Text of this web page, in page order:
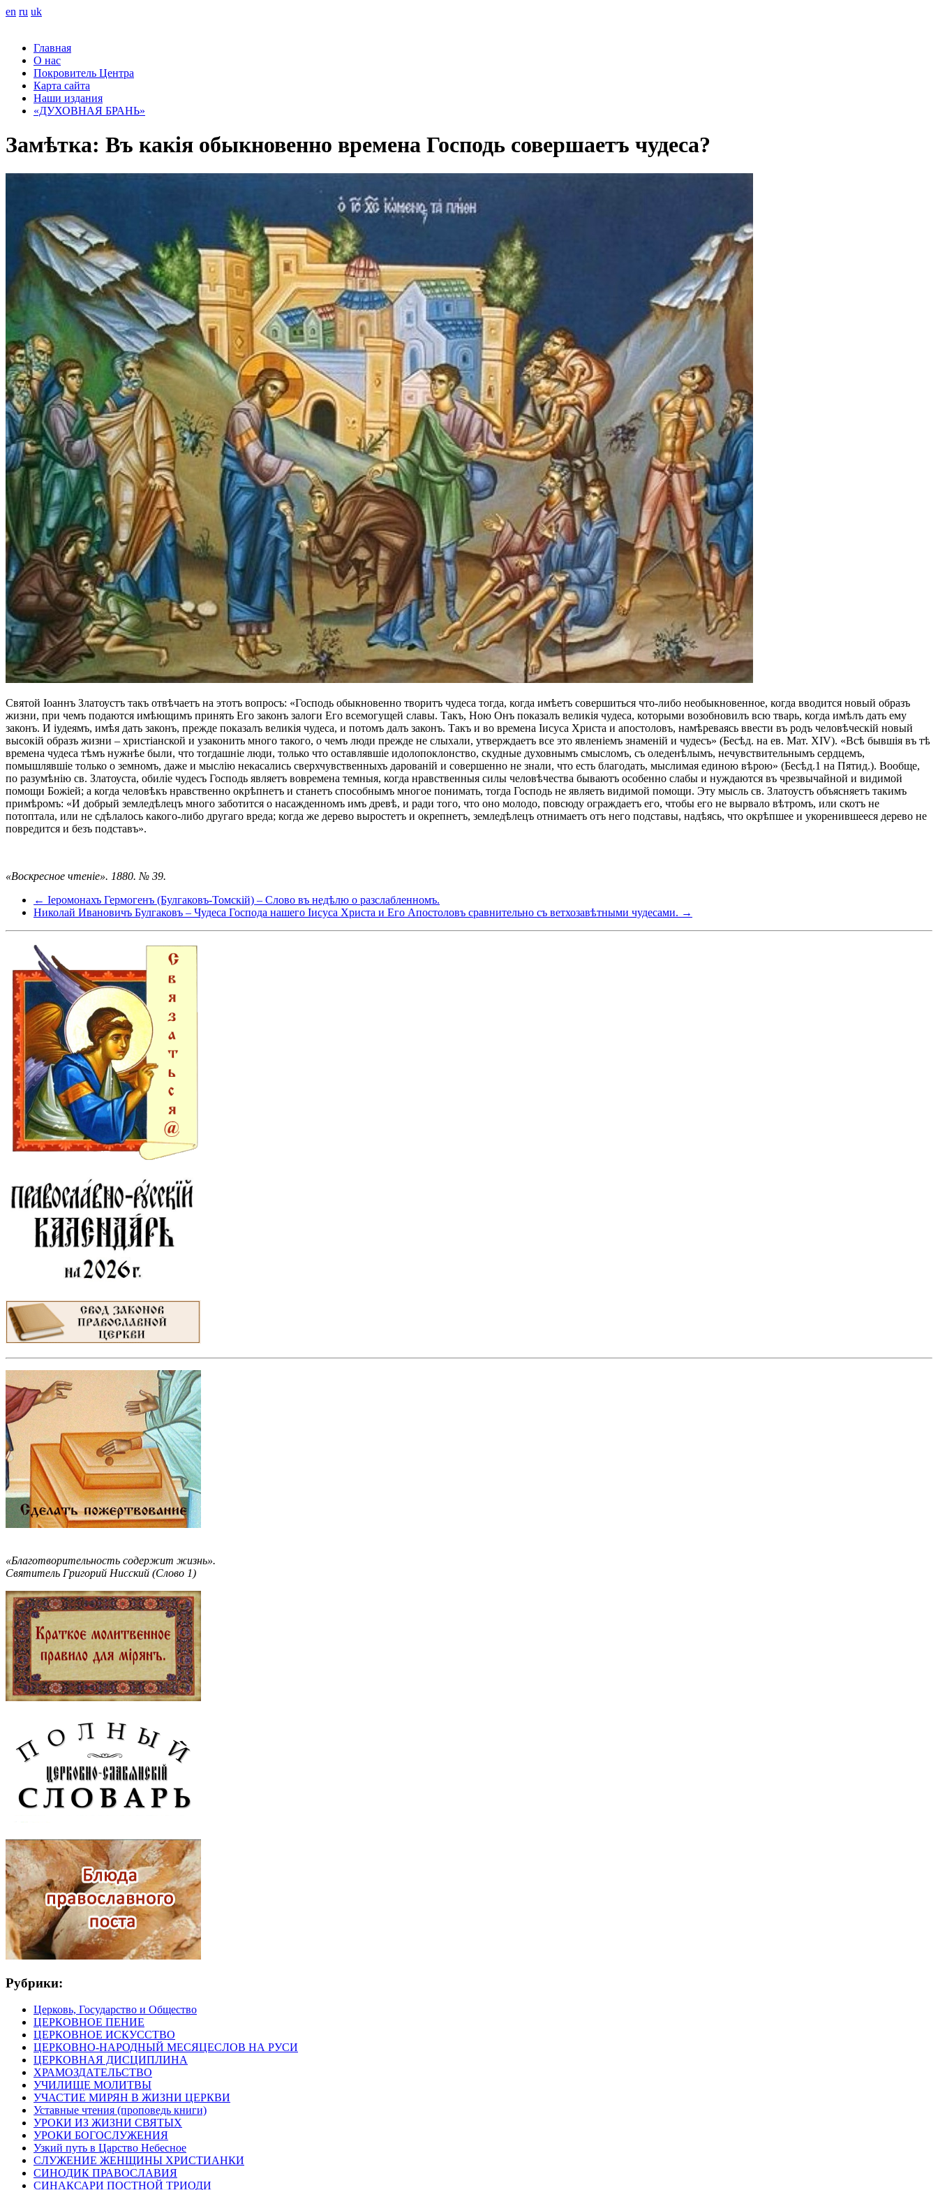
en ru uk
Главная
О нас
Покровитель Центра
Карта сайта
Наши издания
«ДУХОВНАЯ БРАНЬ»
Замѣтка: Въ какія обыкновенно времена Господь совершаетъ чудеса?
Святой Іоаннъ Златоустъ такъ отвѣчаетъ на этотъ вопросъ: «Господь обыкновенно творитъ чудеса тогда, когда имѣетъ совершиться что-либо необыкновенное, когда вводится новый образъ
жизни, при чемъ подаются имѣющимъ принять Его законъ залоги Его всемогущей славы. Такъ, Ною Онъ показалъ великія чудеса, которыми возобновилъ всю тварь, когда имѣлъ дать ему
законъ. И іудеямъ, имѣя дать законъ, прежде показалъ великія чудеса, и потомъ далъ законъ. Такъ и во времена Іисуса Христа и апостоловъ, намѣреваясь ввести въ родъ человѣческій новый
высокій образъ жизни – христіанской и узаконить много такого, о чемъ люди прежде не слыхали, утверждаетъ все это явленіемъ знаменій и чудесъ» (Бесѣд. на ев. Мат. ΧΙV). «Всѣ бывшія въ тѣ
времена чудеса тѣмъ нужнѣе были, что тогдашніе люди, только что оставлявшіе идолопоклонство, скудные духовнымъ смысломъ, съ оледенѣлымъ, нечувствительнымъ сердцемъ,
помышлявшіе только о земномъ, даже и мыслію некасались сверхчувственныхъ дарованій и совершенно не знали, что есть благодать, мыслимая единою вѣрою» (Бесѣд.1 на Пятид.). Вообще,
по разумѣнію св. Златоуста, обиліе чудесъ Господь являетъ вовремена темныя, когда нравственныя силы человѣчества бываютъ особенно слабы и нуждаются въ чрезвычайной и видимой
помощи Божіей; а когда человѣкъ нравственно окрѣпнетъ и станетъ способнымъ многое понимать, тогда Господь не являеть видимой помощи. Эту мысль св. Златоустъ объясняетъ такимъ
примѣромъ: «И добрый земледѣлецъ много заботится о насажденномъ имъ древѣ, и ради того, что оно молодо, повсюду ограждаетъ его, чтобы его не вырвало вѣтромъ, или скотъ не
потоптала, или не сдѣлалось какого-либо другаго вреда; когда же дерево выростетъ и окрепнетъ, земледѣлецъ отнимаетъ отъ него подставы, надѣясь, что окрѣпшее и укоренившееся дерево не
повредится и безъ подставъ».
«Воскресное чтеніе». 1880. № 39.
← Іеромонахъ Гермогенъ (Булгаковъ-Томскій) – Слово въ недѣлю о разслабленномъ.
Николай Ивановичъ Булгаковъ – Чудеса Господа нашего Іисуса Христа и Его Апостоловъ сравнительно съ ветхозавѣтными чудесами. →
«Благотворительность содержит жизнь».
Святитель Григорий Нисский (Слово 1)
Рубрики:
Церковь, Государство и Общество
ЦЕРКОВНОЕ ПЕНИЕ
ЦЕРКОВНОЕ ИСКУССТВО
ЦЕРКОВНО-НАРОДНЫЙ МЕСЯЦЕСЛОВ НА РУСИ
ЦЕРКОВНАЯ ДИСЦИПЛИНА
ХРАМОЗДАТЕЛЬСТВО
УЧИЛИЩЕ МОЛИТВЫ
УЧАСТИЕ МИРЯН В ЖИЗНИ ЦЕРКВИ
Уставные чтения (проповедь книги)
УРОКИ ИЗ ЖИЗНИ СВЯТЫХ
УРОКИ БОГОСЛУЖЕНИЯ
Узкий путь в Царство Небесное
СЛУЖЕНИЕ ЖЕНЩИНЫ ХРИСТИАНКИ
СИНОДИК ПРАВОСЛАВИЯ
СИНАКСАРИ ПОСТНОЙ ТРИОДИ